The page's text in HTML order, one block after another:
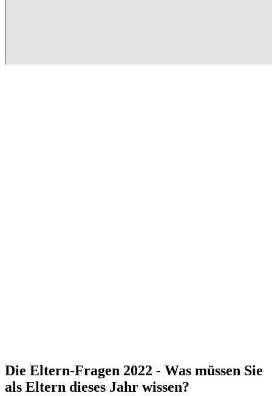
Die Eltern-Fragen 2022 - Was müssen Sie
als Eltern dieses Jahr wissen?